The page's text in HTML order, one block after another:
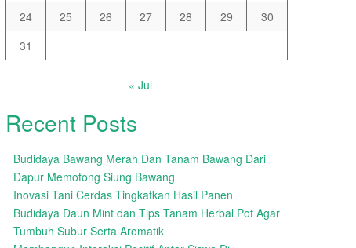
24
25 26 27 28 29
30
31
« Jul
Recent Posts
Budidaya Bawang Merah Dan Tanam Bawang Dari
Dapur Memotong Siung Bawang
Inovasi Tani Cerdas Tingkatkan Hasil Panen
Budidaya Daun Mint dan Tips Tanam Herbal Pot Agar
Tumbuh Subur Serta Aromatik